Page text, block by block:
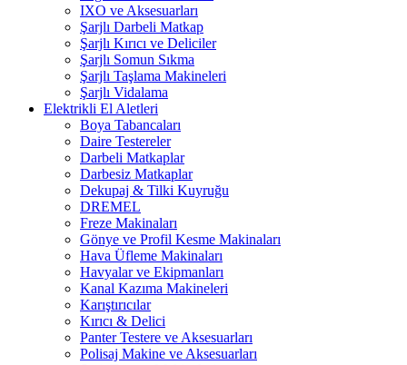
IXO ve Aksesuarları
Şarjlı Darbeli Matkap
Şarjlı Kırıcı ve Deliciler
Şarjlı Somun Sıkma
Şarjlı Taşlama Makineleri
Şarjlı Vidalama
Elektrikli El Aletleri
Boya Tabancaları
Daire Testereler
Darbeli Matkaplar
Darbesiz Matkaplar
Dekupaj & Tilki Kuyruğu
DREMEL
Freze Makinaları
Gönye ve Profil Kesme Makinaları
Hava Üfleme Makinaları
Havyalar ve Ekipmanları
Kanal Kazıma Makineleri
Karıştırıcılar
Kırıcı & Delici
Panter Testere ve Aksesuarları
Polisaj Makine ve Aksesuarları